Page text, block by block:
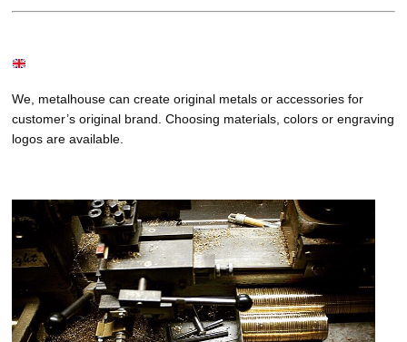
We, metalhouse can create original metals or accessories for
customer’s original brand. Choosing materials, colors or engraving
logos are available.